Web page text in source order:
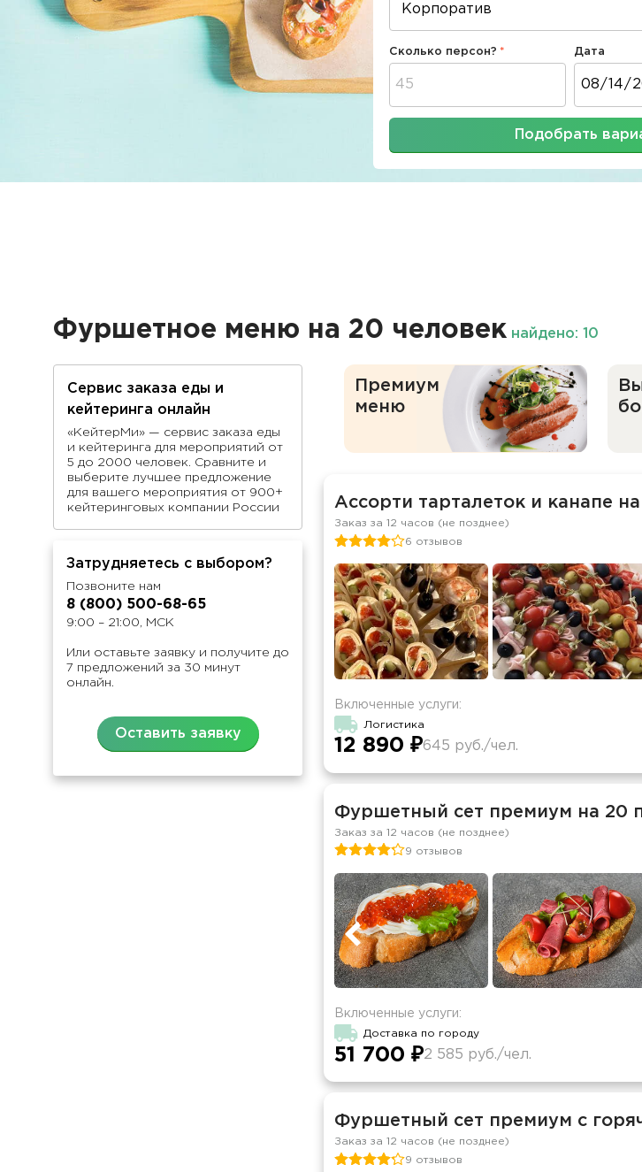
Сколько персон? Дата
Подобрать
Фуршетное меню на 20 человек найдено: 10
Сервис заказа еды и
кейтеринга онлайн
«КейтерМи» — сервис заказа еды
и кейтеринга для мероприятий от
5 до 2000 человек. Сравните и
выберите лучшее предложение
для вашего мероприятия от 900+
кейтеринговых компании России
Затрудняетесь с выбором?
Позвоните нам
8 (800) 500-68-65
9:00 – 21:00, МСК
Или оставьте заявку и получите до
7 предложений за 30 минут
онлайн.
Оставить заявку
Премиум
меню
Ассорти тарталеток и канапе
Заказ за 12 часов (не позднее)
6 отзывов
Включенные услуги:
Логистика
12 890 ₽645 руб./чел.
Фуршетный сет премиум на 20
Заказ за 12 часов (не позднее)
9 отзывов
Включенные услуги:
Доставка по городу
51 700 ₽2 585 руб./чел.
Фуршетный сет премиум с
Заказ за 12 часов (не позднее)
9 отзывов